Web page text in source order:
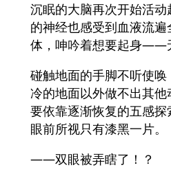
沉眠的大脑再次开始活
的神经也感受到血液流
体，呻吟着想要起身——
碰触地面的手脚不听使
冷的地面以外做不出其
要依靠逐渐恢复的五感
眼前所视只有漆黑一片。
——双眼被弄瞎了！？